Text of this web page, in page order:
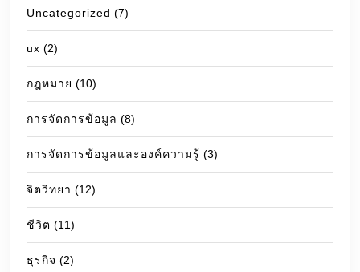
Uncategorized (7)
ux (2)
กฎหมาย (10)
การจัดการข้อมูล (8)
การจัดการข้อมูลและองค์ความรู้ (3)
จิตวิทยา (12)
ชีวิต (11)
ธุรกิจ (2)